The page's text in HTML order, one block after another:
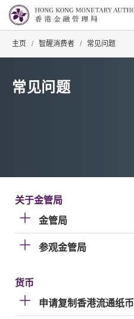
主页 / 智醒消费者 / 常见问题
常见问题
关于金管局
金管局
参观金管局
货币
申请复制香港流通纸币